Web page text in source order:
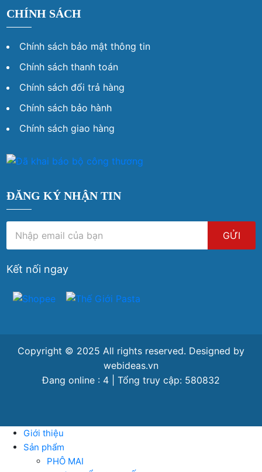
CHÍNH SÁCH
Chính sách bảo mật thông tin
Chính sách thanh toán
Chính sách đổi trả hàng
Chính sách bảo hành
Chính sách giao hàng
ĐĂNG KÝ NHẬN TIN
GỬI
Kết nối ngay
Copyright © 2025 All rights reserved. Designed by
webideas.vn
Đang online : 4 | Tổng truy cập: 580832
Giới thiệu
Sản phẩm
PHÔ MAI